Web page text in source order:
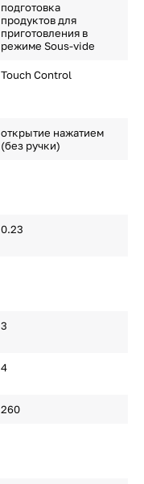
подготовка
продуктов для
приготовления в
режиме Sous-vide
Touch Control
открытие нажатием
(без ручки)
0.23
3
4
260